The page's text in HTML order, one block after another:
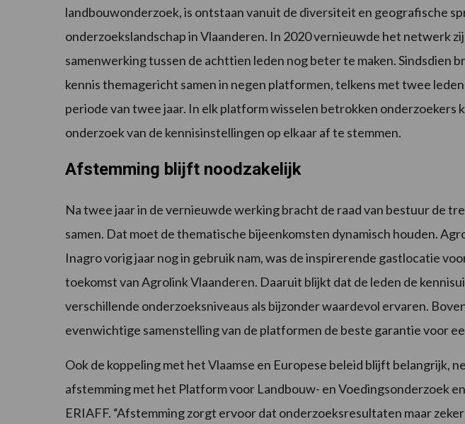
landbouwonderzoek, is ontstaan vanuit de diversiteit en geografische
onderzoekslandschap in Vlaanderen. In 2020 vernieuwde het netwerk
samenwerking tussen de achttien leden nog beter te maken. Sindsdien
kennis themagericht samen in negen platformen, telkens met twee
periode van twee jaar. In elk platform wisselen betrokken onderzoekers
onderzoek van de kennisinstellingen op elkaar af te stemmen.
Afstemming blijft noodzakelijk
Na twee jaar in de vernieuwde werking bracht de raad van bestuur de
samen. Dat moet de thematische bijeenkomsten dynamisch houden.
Inagro vorig jaar nog in gebruik nam, was de inspirerende gastlocatie
toekomst van Agrolink Vlaanderen. Daaruit blijkt dat de leden de
verschillende onderzoeksniveaus als bijzonder waardevol ervaren.
evenwichtige samenstelling van de platformen de beste garantie voor
Ook de koppeling met het Vlaamse en Europese beleid blijft belangrijk,
afstemming met het Platform voor Landbouw- en Voedingsonderzoek
ERIAFF. “Afstemming zorgt ervoor dat onderzoeksresultaten maar